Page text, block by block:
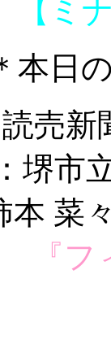
【ミ
本日
読売新
堺市
本 菜
『